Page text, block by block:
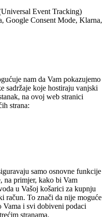
Event Tracking)
Google Consent Mode, Klarna,
nam da Vam pokazujemo
sadržaje koje hostiraju vanjski
na ovoj web stranici
strana:
samo osnovne funkcije
na primjer, kako bi Vam
u Vašoj košarici za kupnju
račun. To znači da nije moguće
i svi dobiveni podaci
stranama.